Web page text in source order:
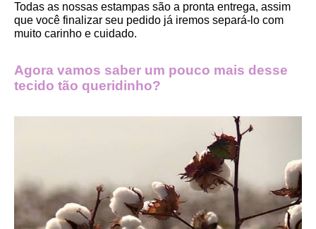
Todas as nossas estampas são a pronta entrega, assim
que você finalizar seu pedido já iremos separá-lo com
muito carinho e cuidado.
Agora vamos saber um pouco mais desse
tecido tão queridinho?